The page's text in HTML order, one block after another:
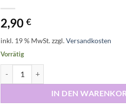
2,90€
inkl. 19 % MwSt.zzgl.Versandkosten
Vorrätig
IN DEN